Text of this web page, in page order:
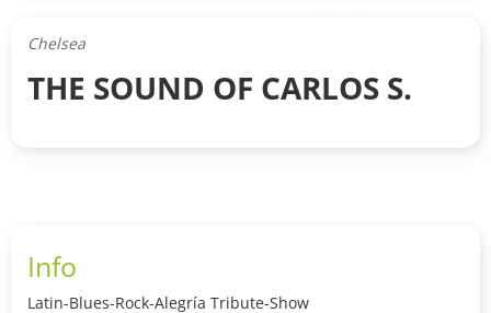
Chelsea
THE SOUND OF CARLOS S.
Info
Latin-Blues-Rock-Alegría Tribute-Show